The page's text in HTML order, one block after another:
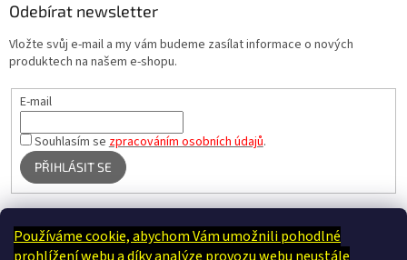
Používáme cookie, abychom Vám umožnili pohodlné
Odebírat newsletter
Vložte svůj e-mail a my vám budeme zasílat informace o nových
produktech na našem e-shopu.
E-mail
Souhlasím se zpracováním osobních údajů.
PŘIHLÁSIT SE
Terapie Kamínek - Dotek, který utiší tělo i duši